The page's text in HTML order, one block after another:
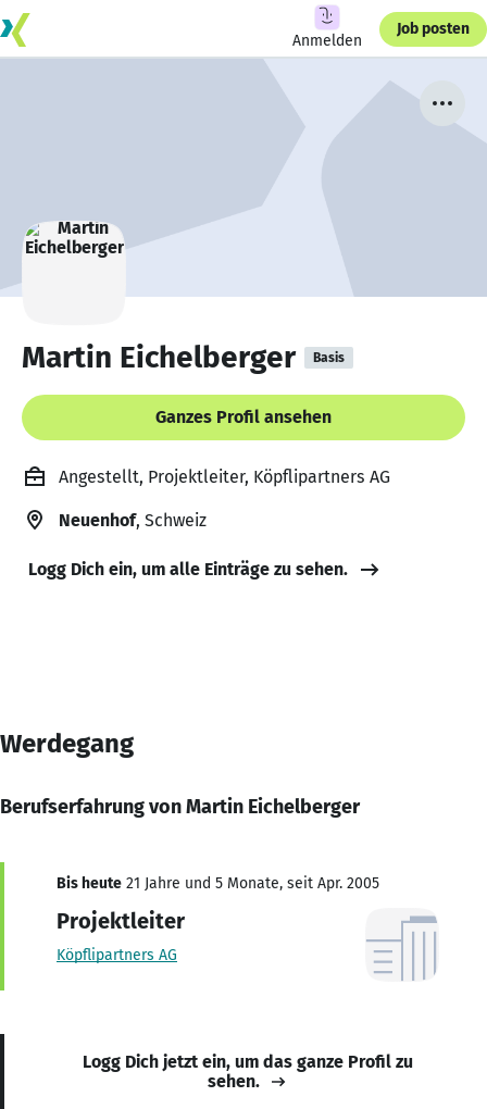
Anmelden
Job posten
Martin Eichelberger Basis
Ganzes Profil ansehen
Angestellt, Projektleiter, Köpflipartners AG
Neuenhof, Schweiz
Logg Dich ein, um alle Einträge zu sehen.
Werdegang
Berufserfahrung von Martin Eichelberger
Bis heute 21 Jahre und 5 Monate, seit Apr. 2005
Projektleiter
Köpflipartners AG
Logg Dich jetzt ein, um das ganze Profil zu
sehen.